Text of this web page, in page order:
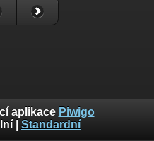
aplikace Piwigo
Standardní